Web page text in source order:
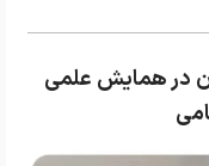
در همایش علمی